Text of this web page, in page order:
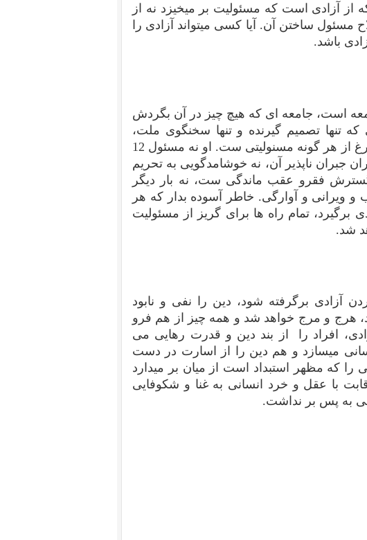
از آزادی است که مسئولیت بر میخیزد نه از
ساختن آن. آیا کسی میتواند آزادی را
باشد.
است، جامعه ای که هیچ چیز در آن بگردش
تنها تصمیم گیرنده و تنها سخنگوی ملت،
هیچکس دیگری نیست مگر خدا خامنه ای، فارغ از هر گونه مسنولیتی ست. او نه مسئول 12
ناپذیر آن، نه خوشامدگویی به تحریم
فقرو عقب ماندگی ست، نه بار دیگر
و آوارگی. خاطر آسوده بدار که هر
تمام راه ها برای گریز از مسئولیت
شد.
آزادی برگرفته شود، دین را نفی و نابود
هرج و مرج خواهد شد و همه چیز از هم فرو
افراد را از بند دین و قدرت رهایی می
میسازد و هم دین را از اسارت در دست
که مظهر استبداد است از میان بر میدارد
با عقل و خرد انسانی به غنا و شکوفایی
به پس بر نداشت.